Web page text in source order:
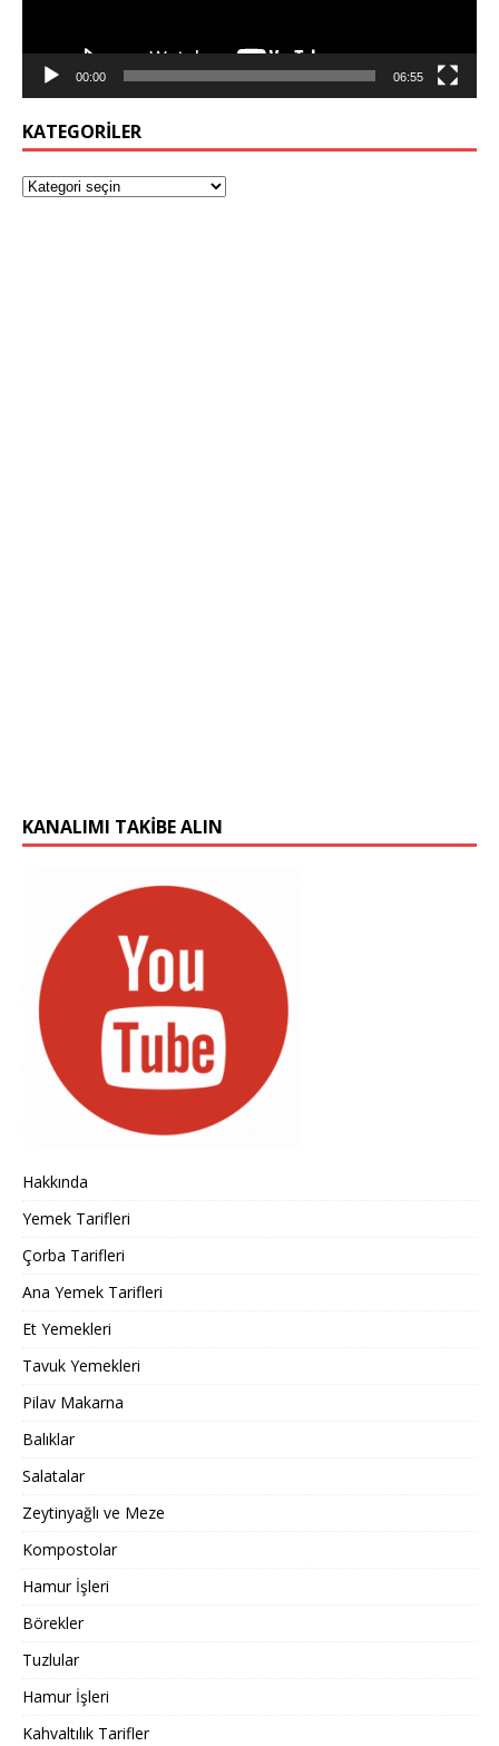
00:00 06:55
KATEGORILER
KANALIMI TAKIBE ALIN
Hakkında
Yemek Tarifleri
Çorba Tarifleri
Ana Yemek Tarifleri
Et Yemekleri
Tavuk Yemekleri
Pilav Makarna
Balıklar
Salatalar
Zeytinyağlı ve Meze
Kompostolar
Hamur İşleri
Börekler
Tuzlular
Hamur İşleri
Kahvaltılık Tarifler